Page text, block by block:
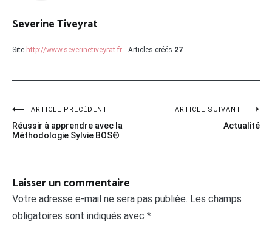
Severine Tiveyrat
Site http://www.severinetiveyrat.fr Articles créés 27
ARTICLE PRÉCÉDENT
Réussir à apprendre avec la
Méthodologie Sylvie BOS®
ARTICLE SUIVANT
Actualité
Laisser un commentaire
Votre adresse e-mail ne sera pas publiée. Les champs
obligatoires sont indiqués avec *